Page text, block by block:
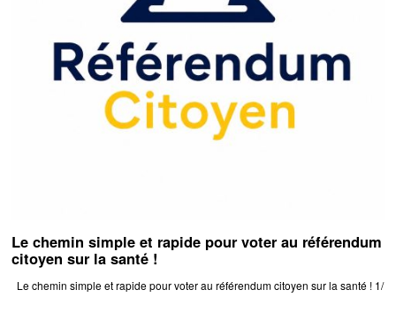
Le chemin simple et rapide pour voter au référendum
citoyen sur la santé !
Le chemin simple et rapide pour voter au référendum citoyen sur la santé ! 1/